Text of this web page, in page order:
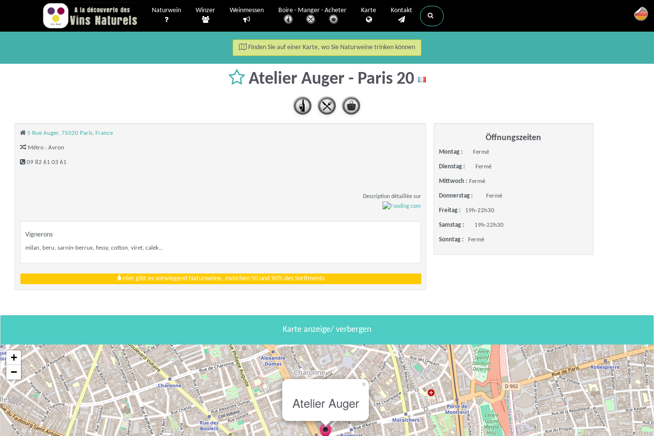
Naturwein Winzer Weinmessen Boire - Manger - Acheter Karte Kontakt
Finden Sie auf einer Karte, wo Sie Naturweine trinken können
Atelier Auger - Paris 20
5 Rue Auger, 75020 Paris, France
Métro : Avron
09 82 61 03 61
Description détaillée sur
Vignerons
milan, beru, sarnin-berrux, fessy, cotton, viret, calek...
Hier gibt es vorwiegend Naturweine, zwischen 50 und 90% des Sortiments
Öffnungszeiten
Montag : Fermé
Dienstag : Fermé
Mittwoch : Fermé
Donnerstag : Fermé
Freitag : 19h-22h30
Samstag : 19h-22h30
Sonntag : Fermé
Karte anzeige/ verbergen
Atelier Auger
×
+
−